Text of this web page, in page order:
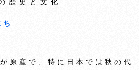
歴史と文化
原産で、特に日本では秋の代